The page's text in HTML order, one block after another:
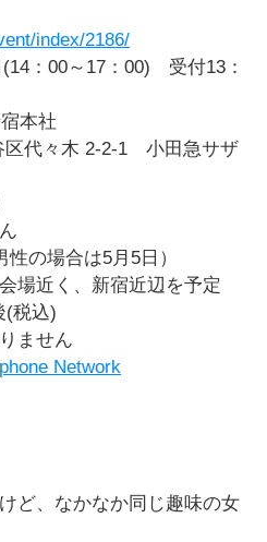
index/2186/
(14：00～17：00) 受付13：
本社
区代々木 2-2-1 小田急サザ
性の場合は5月5日）
場近く、新宿近辺を予定
(税込)
ません
Network
ど、なかなか同じ趣味の女